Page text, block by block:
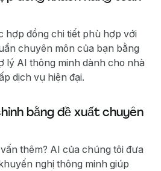
hợp đồng chi tiết phù hợp với
chuyên môn của bạn bằng
lý AI thông minh dành cho nhà
dịch vụ hiện đại.
bằng đề xuất chuyên
thêm? AI của chúng tôi đưa
nghị thông minh giúp